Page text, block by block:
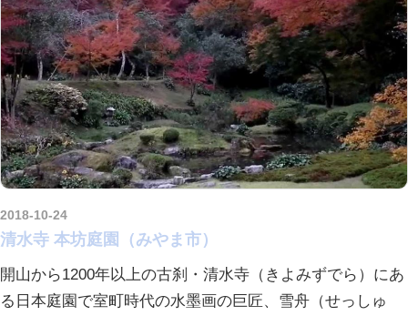
2018-10-24
清水寺 本坊庭園（みやま市）
開山から1200年以上の古刹・清水寺（きよみずでら）にあ
る日本庭園で室町時代の水墨画の巨匠、雪舟（せっしゅ